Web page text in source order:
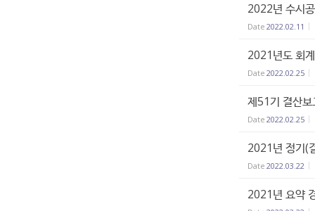
2022년 수시
Date 2022.02.11
2021년도 회
Date 2022.02.25
제51기 결산보
Date 2022.02.25
2021년 정기(
Date 2022.03.22
2021년 요약